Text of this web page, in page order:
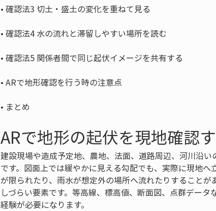
•
•
•
•
• まとめ
ARで地形の起伏を現地確認
建設現場や造成予定地、農地、法面、道路周辺、河川沿
です。図面上では緩やかに見える勾配でも、実際に現地
が限られたり、雨水が想定外の場所へ流れたりすること
しづらい要素です。等高線、標高値、断面図、点群デー
経験が必要になります。